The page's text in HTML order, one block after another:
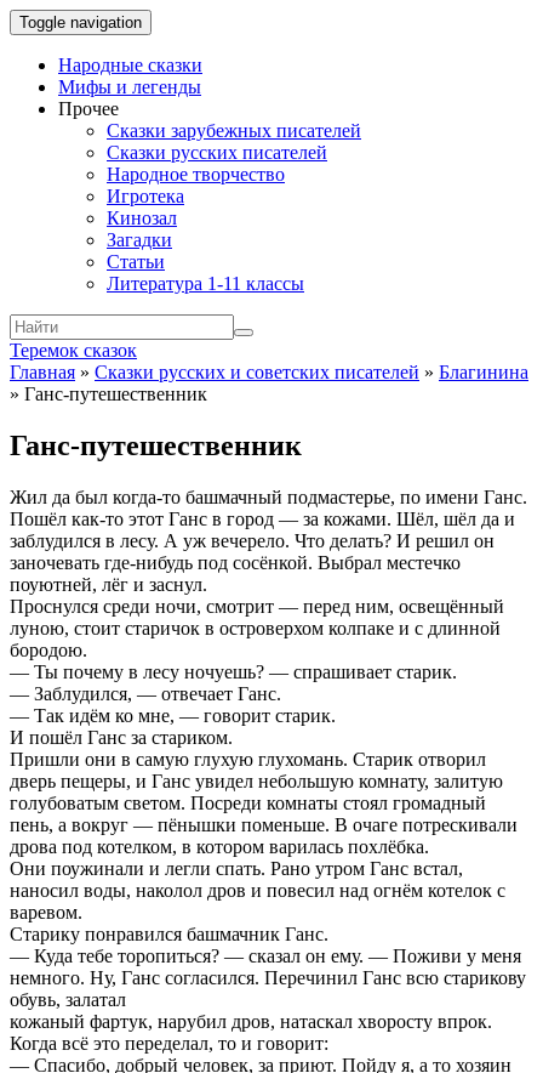
Toggle navigation
Народные сказки
Мифы и легенды
Прочее
Сказки зарубежных писателей
Сказки русских писателей
Народное творчество
Игротека
Кинозал
Загадки
Статьи
Литература 1-11 классы
Теремок сказок
Главная » Сказки русских и советских писателей » Благинина
» Ганс-путешественник
Ганс-путешественник
Жил да был когда-то башмачный подмастерье, по имени Ганс.
Пошёл как-то этот Ганс в город — за кожами. Шёл, шёл да и
заблудился в лесу. А уж вечерело. Что делать? И решил он
заночевать где-нибудь под сосёнкой. Выбрал местечко
поуютней, лёг и заснул.
Проснулся среди ночи, смотрит — перед ним, освещённый
луною, стоит старичок в островерхом колпаке и с длинной
бородою.
— Ты почему в лесу ночуешь? — спрашивает старик.
— Заблудился, — отвечает Ганс.
— Так идём ко мне, — говорит старик.
И пошёл Ганс за стариком.
Пришли они в самую глухую глухомань. Старик отворил
дверь пещеры, и Ганс увидел небольшую комнату, залитую
голубоватым светом. Посреди комнаты стоял громадный
пень, а вокруг — пёнышки поменьше. В очаге потрескивали
дрова под котелком, в котором варилась похлёбка.
Они поужинали и легли спать. Рано утром Ганс встал,
наносил воды, наколол дров и повесил над огнём котелок с
варевом.
Старику понравился башмачник Ганс.
— Куда тебе торопиться? — сказал он ему. — Поживи у меня
немного. Ну, Ганс согласился. Перечинил Ганс всю старикову
обувь, залатал
кожаный фартук, нарубил дров, натаскал хворосту впрок.
Когда всё это переделал, то и говорит:
— Спасибо, добрый человек, за приют. Пойду я, а то хозяин